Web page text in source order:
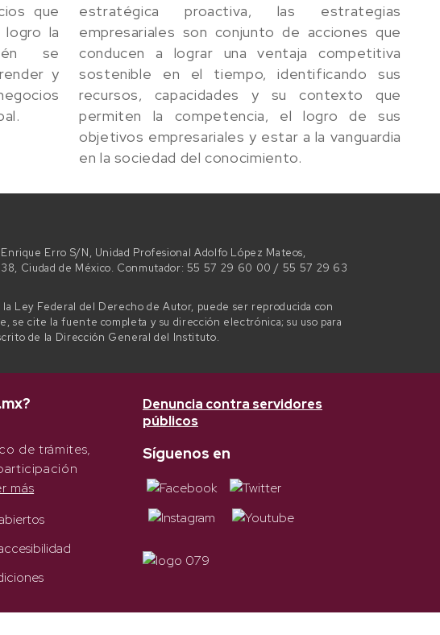
que
la
se
y
estratégica proactiva, las estrategias
empresariales son conjunto de acciones que
conducen a lograr una ventaja competitiva
sostenible en el tiempo, identificando sus
recursos, capacidades y su contexto que
permiten la competencia, el logro de sus
objetivos empresariales y estar a la vanguardia
en la sociedad del conocimiento.
Erro S/N, Unidad Profesional Adolfo López Mateos,
Ciudad de México. Conmutador: 55 57 29 60 00 / 55 57 29 63
Ley Federal del Derecho de Autor, puede ser reproducida con
se cite la fuente completa y su dirección electrónica; su uso para
de la Dirección General del Instituto.
de trámites,
más
Denuncia contra servidores
públicos
Síguenos en